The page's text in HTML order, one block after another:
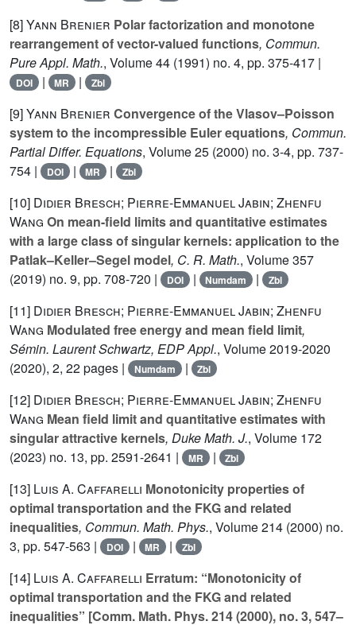
[8]Yann Brenier Polar factorization and monotone
rearrangement of vector-valued functions, Commun.
Pure Appl. Math., Volume 44 (1991) no. 4, pp. 375-417 |
DOI | MR | Zbl
[9]Yann Brenier Convergence of the Vlasov–Poisson
system to the incompressible Euler equations, Commun.
Partial Differ. Equations, Volume 25 (2000) no. 3-4, pp. 737-
754 |
DOI | MR | Zbl
[10] Didier Bresch; Pierre-Emmanuel Jabin; Zhenfu
Wang On mean-field limits and quantitative estimates
with a large class of singular kernels: application to the
Patlak–Keller–Segel model, C. R. Math., Volume 357
(2019) no. 9, pp. 708-720 |
DOI | Numdam | Zbl
[11] Didier Bresch; Pierre-Emmanuel Jabin; Zhenfu
Wang Modulated free energy and mean field limit,
Sémin. Laurent Schwartz, EDP Appl., Volume 2019-2020
(2020), 2, 22 pages |
Numdam | Zbl
[12] Didier Bresch; Pierre-Emmanuel Jabin; Zhenfu
Wang Mean field limit and quantitative estimates with
singular attractive kernels, Duke Math. J., Volume 172
(2023) no. 13, pp. 2591-2641 |
MR | Zbl
[13] Luis A. Caffarelli Monotonicity properties of
optimal transportation and the FKG and related
inequalities, Commun. Math. Phys., Volume 214 (2000) no.
3, pp. 547-563 |
DOI | MR | Zbl
[14] Luis A. Caffarelli Erratum: “Monotonicity of
optimal transportation and the FKG and related
inequalities” [Comm. Math. Phys.214(2000), no. 3, 547–